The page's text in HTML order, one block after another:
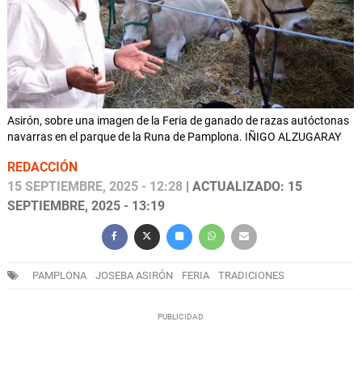
Asirón, sobre una imagen de la Feria de ganado de razas autóctonas
navarras en el parque de la Runa de Pamplona. IÑIGO ALZUGARAY
REDACCIÓN
15 SEPTIEMBRE, 2025 - 12:28 | ACTUALIZADO: 15
SEPTIEMBRE, 2025 - 13:19
PAMPLONA JOSEBA ASIRÓN FERIA TRADICIONES